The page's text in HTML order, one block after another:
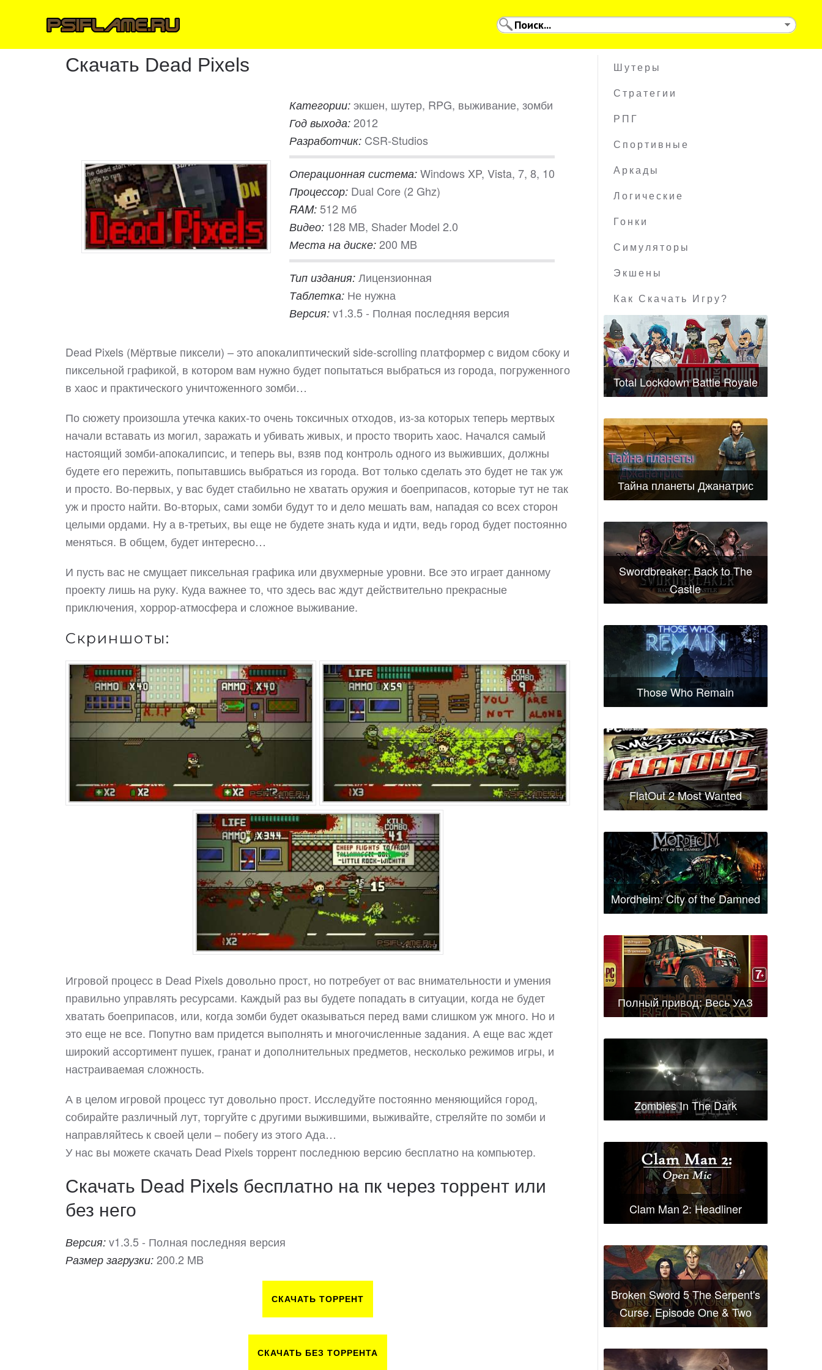
Скачать Dead Pixels
Категории: экшен, шутер, RPG, выживание, зомби
Год выхода: 2012
Разработчик: CSR-Studios
Операционная система: Windows XP, Vista, 7, 8, 10
Процессор: Dual Core (2 Ghz)
RAM: 512 Мб
Видео: 128 MB, Shader Model 2.0
Места на диске: 200 MB
Тип издания: Лицензионная
Таблетка: Не нужна
Версия: v1.3.5 - Полная последняя версия
Dead Pixels (Мёртвые пиксели) – это апокалиптический side-scrolling платформер с видом сбоку и
пиксельной графикой, в котором вам нужно будет попытаться выбраться из города, погруженного
в хаос и практического уничтоженного зомби…
По сюжету произошла утечка каких-то очень токсичных отходов, из-за которых теперь мертвых
начали вставать из могил, заражать и убивать живых, и просто творить хаос. Начался самый
настоящий зомби-апокалипсис, и теперь вы, взяв под контроль одного из выживших, должны
будете его пережить, попытавшись выбраться из города. Вот только сделать это будет не так уж
и просто. Во-первых, у вас будет стабильно не хватать оружия и боеприпасов, которые тут не так
уж и просто найти. Во-вторых, сами зомби будут то и дело мешать вам, нападая со всех сторон
целыми ордами. Ну а в-третьих, вы еще не будете знать куда и идти, ведь город будет постоянно
меняться. В общем, будет интересно…
И пусть вас не смущает пиксельная графика или двухмерные уровни. Все это играет данному
проекту лишь на руку. Куда важнее то, что здесь вас ждут действительно прекрасные
приключения, хоррор-атмосфера и сложное выживание.
Скриншоты:
Игровой процесс в Dead Pixels довольно прост, но потребует от вас внимательности и умения
правильно управлять ресурсами. Каждый раз вы будете попадать в ситуации, когда не будет
хватать боеприпасов, или, когда зомби будет оказываться перед вами слишком уж много. Но и
это еще не все. Попутно вам придется выполнять и многочисленные задания. А еще вас ждет
широкий ассортимент пушек, гранат и дополнительных предметов, несколько режимов игры, и
настраиваемая сложность.
А в целом игровой процесс тут довольно прост. Исследуйте постоянно меняющийся город,
собирайте различный лут, торгуйте с другими выжившими, выживайте, стреляйте по зомби и
направляйтесь к своей цели – побегу из этого Ада…
У нас вы можете скачать Dead Pixels торрент последнюю версию бесплатно на компьютер.
Скачать Dead Pixels бесплатно на пк через торрент или
без него
Версия: v1.3.5 - Полная последняя версия
Размер загрузки: 200.2 MB
СКАЧАТЬ ТОРРЕНТ
СКАЧАТЬ БЕЗ ТОРРЕНТА
Шутеры
Стратегии
РПГ
Спортивные
Аркады
Логические
Гонки
Симуляторы
Экшены
Как Скачать Игру?
Total Lockdown Battle Royale
Тайна планеты Джанатрис
Swordbreaker: Back to The
Castle
Those Who Remain
FlatOut 2 Most Wanted
Mordheim: City of the Damned
Полный привод: Весь УАЗ
Zombies In The Dark
Clam Man 2: Headliner
Broken Sword 5 The Serpent's
Curse. Episode One & Two